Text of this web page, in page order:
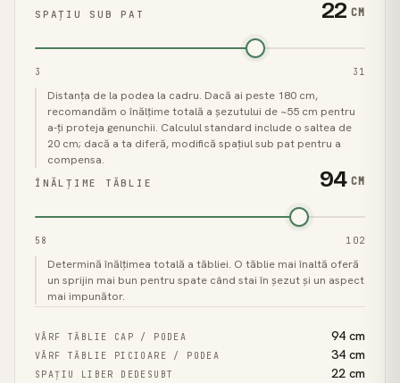
SPAȚIU SUB PAT 22 CM
3 31
Distanța de la podea la cadru. Dacă ai peste 180 cm,
recomandăm o înălțime totală a șezutului de ~55 cm pentru
a-ți proteja genunchii. Calculul standard include o saltea de
20 cm; dacă a ta diferă, modifică spațiul sub pat pentru a
compensa.
ÎNĂLȚIME TĂBLIE 94 CM
58 102
Determină înălțimea totală a tăbliei. O tăblie mai înaltă oferă
un sprijin mai bun pentru spate când stai în șezut și un aspect
mai impunător.
VÂRF TĂBLIE CAP / PODEA 94 cm
VÂRF TĂBLIE PICIOARE / PODEA 34 cm
SPAȚIU LIBER DEDESUBT 22 cm